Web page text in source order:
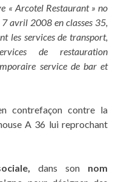
« Arcotel Restaurant » no
avril 2008 en classes 35,
les services de transport,
de restauration
service de bar et
contrefaçon contre la
A 36 lui reprochant
dans son nom